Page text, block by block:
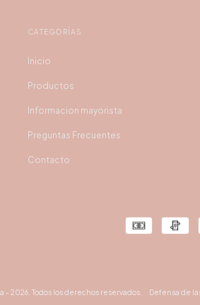
CATEGORÍAS
Inicio
Productos
Informacion mayorista
Preguntas Frecuentes
Contacto
2026. Todos los derechos reservados. Defensa de